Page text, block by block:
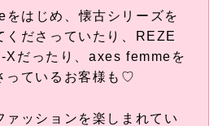
はじめ、懐古シリーズを
くださっていたり、REZE
Xだったり、axes femmeを
っているお客様も♡
ァッションを楽しまれてい